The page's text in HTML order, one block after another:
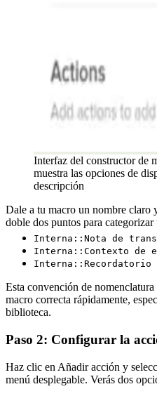
Interfaz del constructor de
muestra las opciones de
descripción
Dale a tu macro un nombre claro
doble dos puntos para
Interna::Nota de
Interna::Contexto de
Esta convención de
macro correcta rápidamente,
biblioteca.
Paso 2: Configurar la
Haz clic en Añadir acción y
menú desplegable. Verás dos